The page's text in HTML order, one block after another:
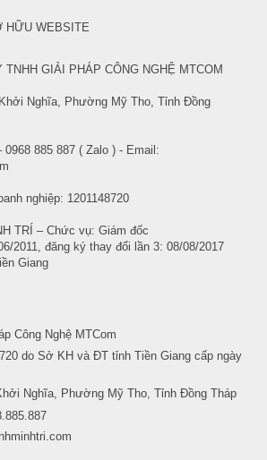
HỮU WEBSITE
GIẢI PHÁP CÔNG NGHỆ MTCOM
Nghĩa, Phường Mỹ Tho, Tỉnh Đồng
885 887 ( Zalo ) - Email:
nghiệp: 1201148720
TRÍ – Chức vụ: Giám đốc
2011, đăng ký thay đổi lần 3: 08/08/2017
Giang
Công Nghệ MTCom
do Sở KH và ĐT tỉnh Tiền Giang cấp ngày
Nghĩa, Phường Mỹ Tho, Tỉnh Đồng Tháp